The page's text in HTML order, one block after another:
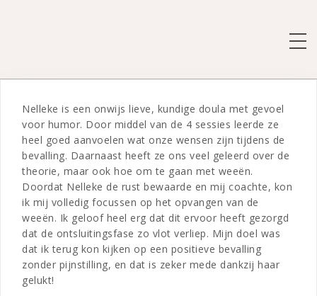
Nelleke is een onwijs lieve, kundige doula met gevoel
voor humor. Door middel van de 4 sessies leerde ze
heel goed aanvoelen wat onze wensen zijn tijdens de
bevalling. Daarnaast heeft ze ons veel geleerd over de
theorie, maar ook hoe om te gaan met weeën.
Doordat Nelleke de rust bewaarde en mij coachte, kon
ik mij volledig focussen op het opvangen van de
weeën. Ik geloof heel erg dat dit ervoor heeft gezorgd
dat de ontsluitingsfase zo vlot verliep. Mijn doel was
dat ik terug kon kijken op een positieve bevalling
zonder pijnstilling, en dat is zeker mede dankzij haar
gelukt!